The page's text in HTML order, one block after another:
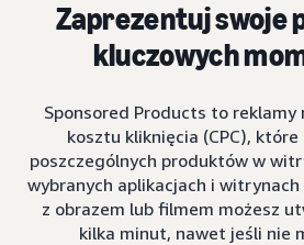
Zaprezentuj swoje
kluczowych
Sponsored Products to reklamy
kosztu kliknięcia (CPC),
poszczególnych produktów w
wybranych aplikacjach i
z obrazem lub filmem możesz
kilka minut, nawet jeśli nie